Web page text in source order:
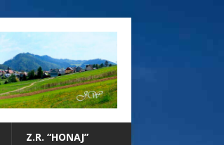
Z.R. “HONAJ”